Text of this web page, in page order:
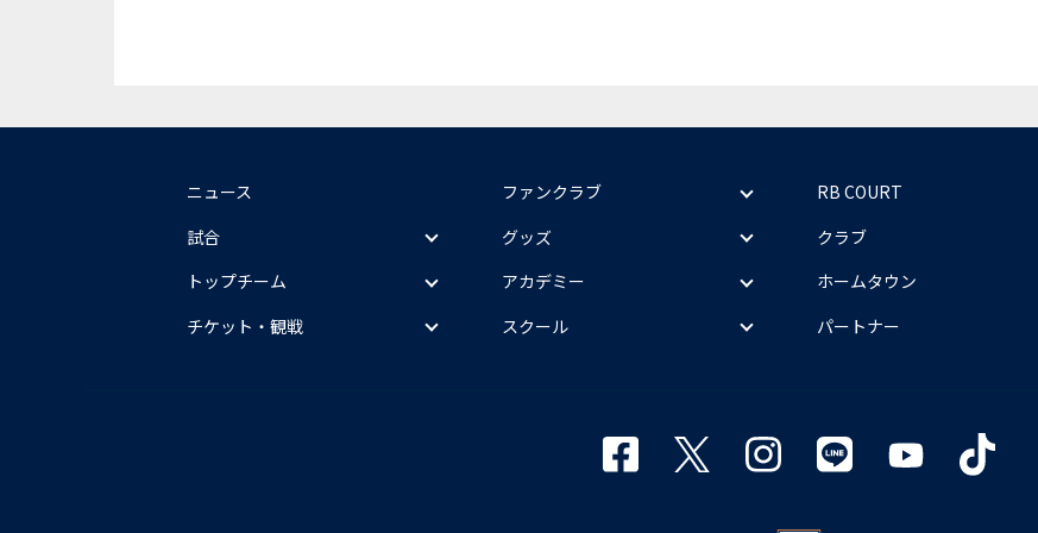
ニュース
試合
トップチーム
チケット・観戦
ファンクラブ
グッズ
アカデミー
スクール
RB COURT
クラブ
ホームタウン
パートナー